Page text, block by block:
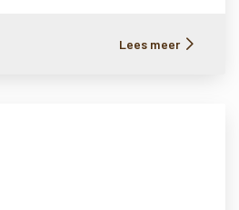
Lees meer